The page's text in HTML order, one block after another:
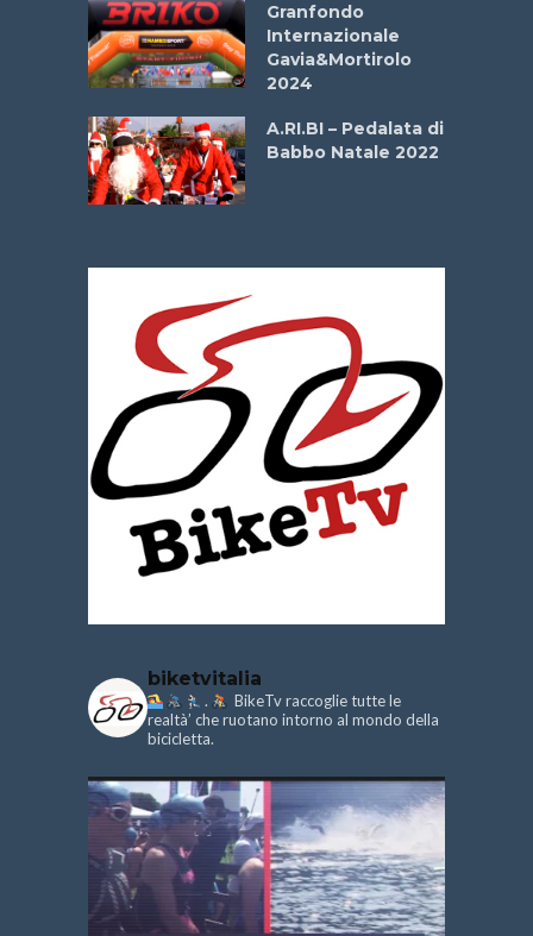
Granfondo
Internazionale
Gavia&Mortirolo
2024
A.RI.BI – Pedalata di
Babbo Natale 2022
biketvitalia
.
BikeTv raccoglie tutte le
realtà’ che ruotano intorno al mondo della
bicicletta.